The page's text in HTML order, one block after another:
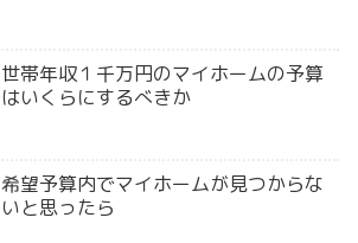
世帯年収１千万円のマイホームの予算
はいくらにするべきか
希望予算内でマイホームが見つからな
いと思ったら